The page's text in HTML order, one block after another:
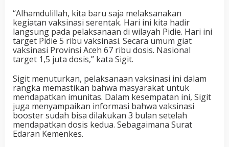
“Alhamdulillah, kita baru saja melaksanakan
kegiatan vaksinasi serentak. Hari ini kita hadir
langsung pada pelaksanaan di wilayah Pidie. Hari ini
target Pidie 5 ribu vaksinasi. Secara umum giat
vaksinasi Provinsi Aceh 67 ribu dosis. Nasional
target 1,5 juta dosis,” kata Sigit.
Sigit menuturkan, pelaksanaan vaksinasi ini dalam
rangka memastikan bahwa masyarakat untuk
mendapatkan imunitas. Dalam kesempatan ini, Sigit
juga menyampaikan informasi bahwa vaksinasi
booster sudah bisa dilakukan 3 bulan setelah
mendapatkan dosis kedua. Sebagaimana Surat
Edaran Kemenkes.